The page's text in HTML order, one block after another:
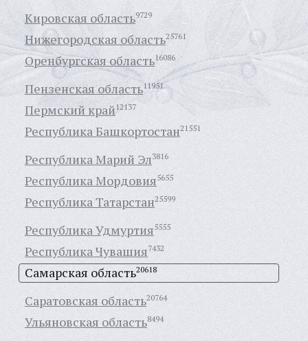
Кировская область9729
Нижегородская область25761
Оренбургская область16086
Пензенская область11951
Пермский край 12137
Республика Башкортостан21551
Республика Марий Эл3816
Республика Мордовия5655
Республика Татарстан25599
Республика Удмуртия5555
Республика Чувашия7432
Самарская область20618
Саратовская область20764
Ульяновская область8494